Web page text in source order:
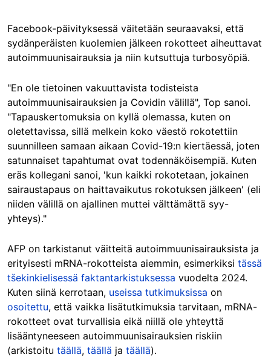
Facebook-päivityksessä väitetään seuraavaksi, että
sydänperäisten kuolemien jälkeen rokotteet aiheuttavat
autoimmuunisairauksia ja niin kutsuttuja turbosyöpiä.
"En ole tietoinen vakuuttavista todisteista
autoimmuunisairauksien ja Covidin välillä", Top sanoi.
"Tapauskertomuksia on kyllä olemassa, kuten on
oletettavissa, sillä melkein koko väestö rokotettiin
suunnilleen samaan aikaan Covid-19:n kiertäessä, joten
satunnaiset tapahtumat ovat todennäköisempiä. Kuten
eräs kollegani sanoi, 'kun kaikki rokotetaan, jokainen
sairaustapaus on haittavaikutus rokotuksen jälkeen' (eli
niiden välillä on ajallinen muttei välttämättä syy-
yhteys)."
AFP on tarkistanut väitteitä autoimmuunisairauksista ja
erityisesti mRNA-rokotteista aiemmin, esimerkiksi tässä
tšekinkielisessä faktantarkistuksessa vuodelta 2024.
Kuten siinä kerrotaan, useissa tutkimuksissa on
osoitettu, että vaikka lisätutkimuksia tarvitaan, mRNA-
rokotteet ovat turvallisia eikä niillä ole yhteyttä
lisääntyneeseen autoimmuunisairauksien riskiin
(arkistoitu täällä, täällä ja täällä).